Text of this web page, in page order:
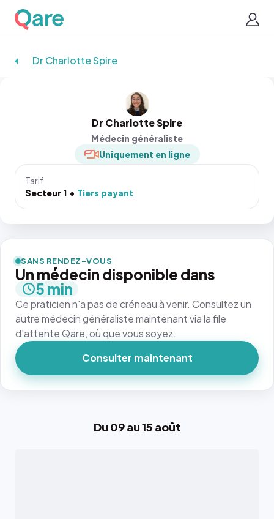
Dr Charlotte Spire
Dr Charlotte Spire
Médecin généraliste
Uniquement en ligne
Tarif
Secteur 1
Tiers payant
Du 09 au 15 août
SANS RENDEZ-VOUS
Un médecin disponible dans
5 min
Ce praticien n'a pas de créneau à venir. Consultez un
autre médecin généraliste maintenant via la file
d'attente Qare, où que vous soyez.
Consulter maintenant